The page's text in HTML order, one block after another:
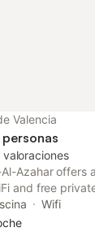
Valencia
valoraciones
Al-Azahar offers
and free
this
Wifi